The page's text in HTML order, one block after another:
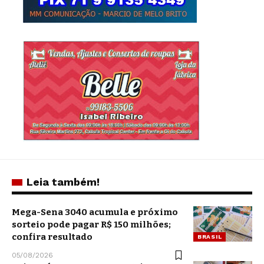
Leia também!
BRASIL
Mega-Sena 3040 acumula e próximo
sorteio pode pagar R$ 150 milhões;
confira resultado
05/08/2026